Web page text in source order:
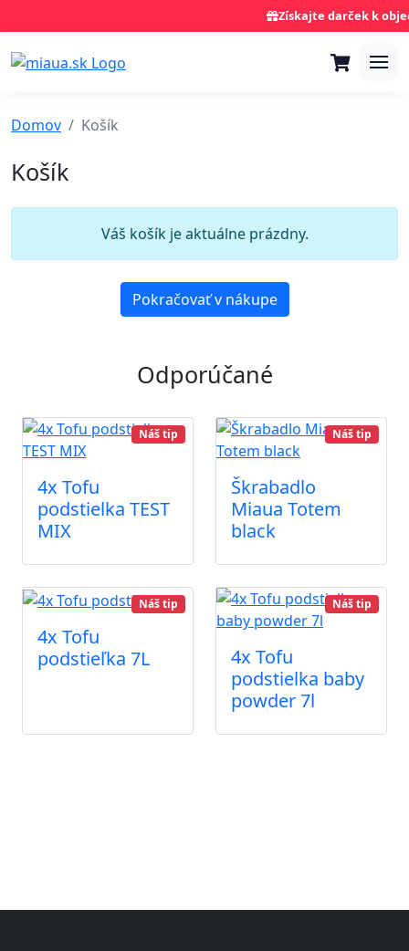
Získajte darček k
Domov Košík
Košík
Váš košík je aktuálne prázdny.
Pokračovať v nákupe
Odporúčané
Náš tip
4x Tofu
podstielka TEST
MIX
Náš tip
Škrabadlo
Miaua Totem
black
Náš tip
4x Tofu
podstieľka 7L
Náš tip
4x Tofu
podstielka baby
powder 7l